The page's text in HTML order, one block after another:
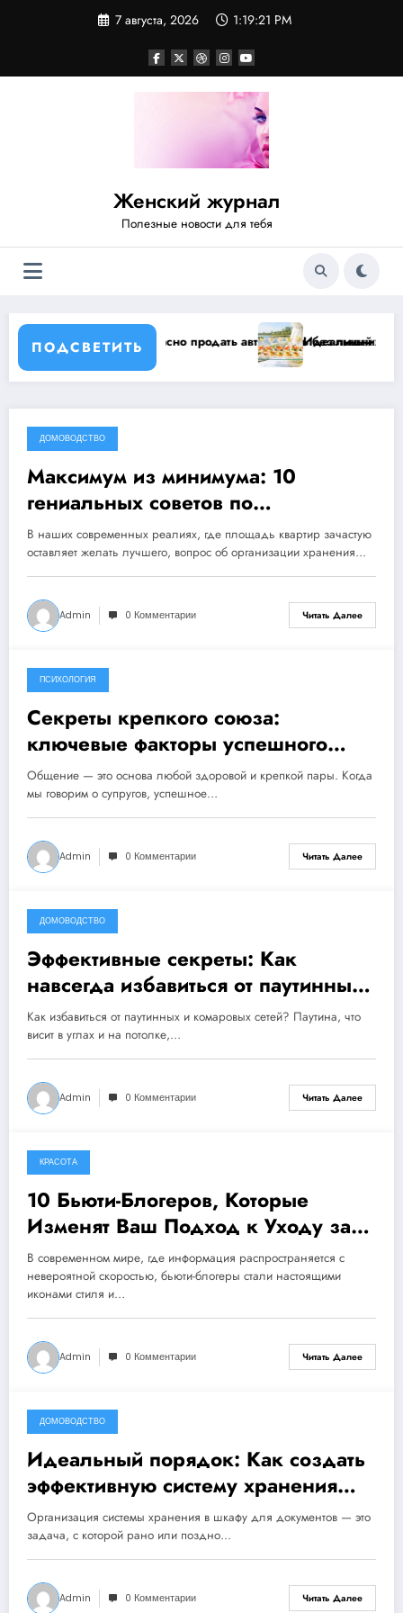
7 августа, 2026 1:19:21 PM
Женский журнал
Полезные новости для тебя
ПОДСВЕТИТЬ
и безопасно продать автомобиль без лишних хлопот
Идеальный свадебный
11 декабря, 2023
ДОМОВОДСТВО
Максимум из минимума: 10
гениальных советов по
организации хранения в
маленькой квартире
В наших современных реалиях, где площадь квартир зачастую
оставляет желать лучшего, вопрос об организации хранения…
Admin 0 Комментарии Читать Далее
11 декабря, 2023
ПСИХОЛОГИЯ
Секреты крепкого союза:
ключевые факторы успешного
общения между супругами
Общение — это основа любой здоровой и крепкой пары. Когда
мы говорим о супругов, успешное…
Admin 0 Комментарии Читать Далее
10 декабря, 2023
ДОМОВОДСТВО
Эффективные секреты: Как
навсегда избавиться от паутинных
и комаровых сетей в вашем доме!
Как избавиться от паутинных и комаровых сетей? Паутина, что
висит в углах и на потолке,…
Admin 0 Комментарии Читать Далее
10 декабря, 2023
КРАСОТА
10 Бьюти-Блогеров, Которые
Изменят Ваш Подход к Уходу за
Кожей!
В современном мире, где информация распространяется с
невероятной скоростью, бьюти-блогеры стали настоящими
иконами стиля и…
Admin 0 Комментарии Читать Далее
10 декабря, 2023
ДОМОВОДСТВО
Идеальный порядок: Как создать
эффективную систему хранения
документов в шкафу
Организация системы хранения в шкафу для документов — это
задача, с которой рано или поздно…
Admin 0 Комментарии Читать Далее